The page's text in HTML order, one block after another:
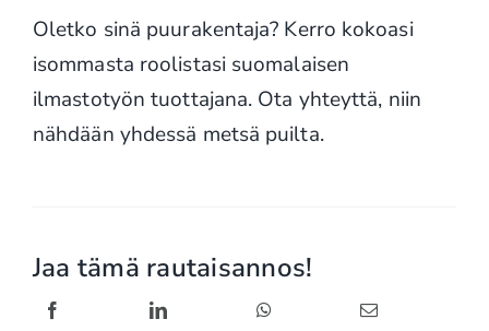
Oletko sinä puurakentaja? Kerro kokoasi
isommasta roolistasi suomalaisen
ilmastotyön tuottajana. Ota yhteyttä, niin
nähdään yhdessä metsä puilta.
Jaa tämä rautaisannos!